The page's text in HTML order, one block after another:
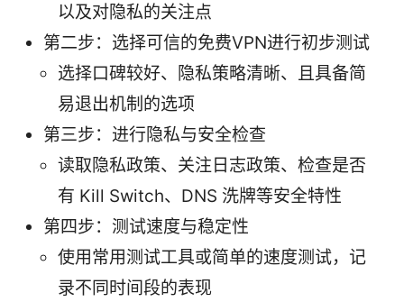
以及对隐私的关注点
第二步：选择可信的免费VPN进行初步测试
选择口碑较好、隐私策略清晰、且具备简
易退出机制的选项
第三步：进行隐私与安全检查
读取隐私政策、关注日志政策、检查是否
有 Kill Switch、DNS 洗牌等安全特性
第四步：测试速度与稳定性
使用常用测试工具或简单的速度测试，记
录不同时间段的表现